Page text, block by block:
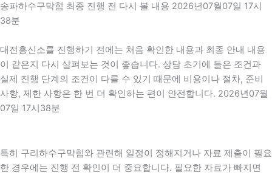
송파하수구막힘 최종 진행 전 다시 볼 내용 2026년07월07일 17시
38분
대전흥신소를 진행하기 전에는 처음 확인한 내용과 최종 안내 내용
이 같은지 다시 살펴보는 것이 좋습니다. 상담 초기에 들은 조건과
실제 진행 단계의 조건이 다를 수 있기 때문에 비용이나 절차, 준비
사항, 제한 사항은 한 번 더 확인하는 편이 안전합니다. 2026년07월
07일 17시38분
특히 구리하수구막힘와 관련해 일정이 정해지거나 자료 제출이 필요
한 경우에는 진행 전 확인이 더 중요합니다. 필요한 자료가 빠지면